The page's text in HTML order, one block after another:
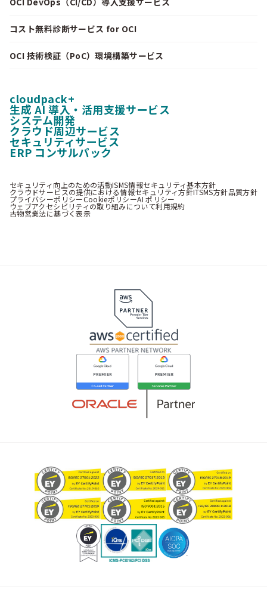
コスト無料診断サービス for OCI
OCI 技術検証（PoC）環境構築サービス
cloudpack+
生成 AI 導入・活用支援サービス
システム開発
クラウド周辺サービス
セキュリティサービス
ERP コンサルパック
セキュリティ向上のための活動ISMS情報セキュリティ基本方針
クラウドサービスの提供における情報セキュリティ方針ITSMS方針品質方針
プライバシーポリシーCookieポリシーAI ポリシー
ウェブアクセシビリティの取り組みについて利用規約
古物営業法に基づく表示